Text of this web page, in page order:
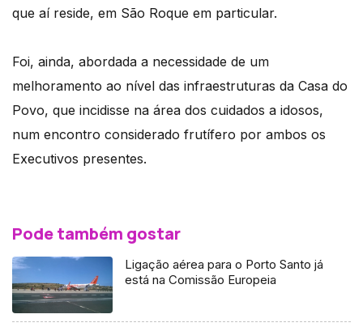
que aí reside, em São Roque em particular.
Foi, ainda, abordada a necessidade de um
melhoramento ao nível das infraestruturas da Casa do
Povo, que incidisse na área dos cuidados a idosos,
num encontro considerado frutífero por ambos os
Executivos presentes.
Pode também gostar
Ligação aérea para o Porto Santo já
está na Comissão Europeia